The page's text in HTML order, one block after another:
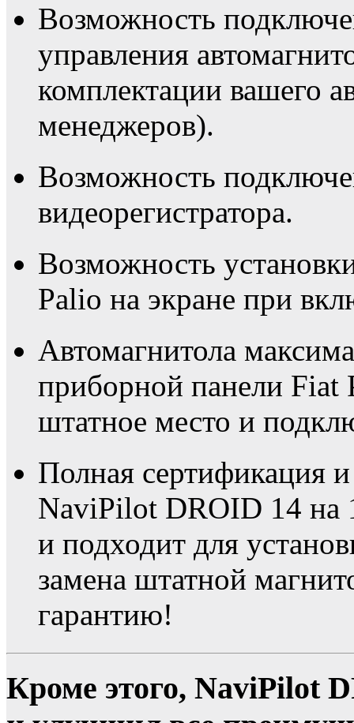
Возможность
управления
комплектации вашего
менеджеров).
Возможность
видеорегистратора.
Возможность
Palio на экране при
Автомагнитола
приборной панели Fiat
штатное место и
Полная сертификация
NaviPilot DROID 14 на
и подходит для
замена штатной
гарантию!
Кроме этого, NaviPilot